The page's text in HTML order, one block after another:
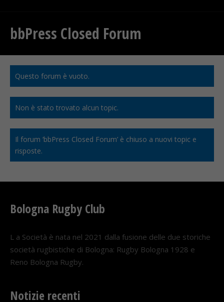
bbPress Closed Forum
Questo forum è vuoto.
Non è stato trovato alcun topic.
Il forum ‘bbPress Closed Forum’ è chiuso a nuovi topic e
risposte.
Bologna Rugby Club
L a Società è nata nel 2021 dalla fusione delle due storiche
società rugbistiche di Bologna: Rugby Bologna 1928 e
Reno Bologna Rugby.
Notizie recenti